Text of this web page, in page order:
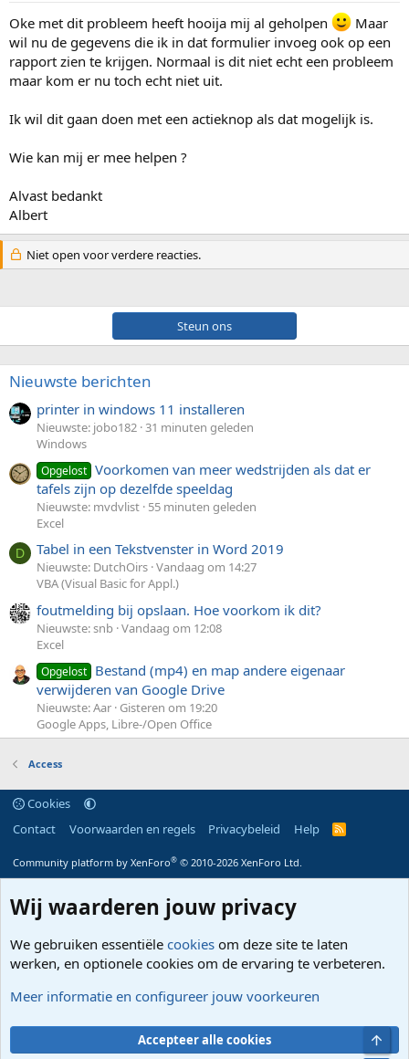
Oke met dit probleem heeft hooija mij al geholpen
Maar
wil nu de gegevens die ik in dat formulier invoeg ook op een
rapport zien te krijgen. Normaal is dit niet echt een probleem
maar kom er nu toch echt niet uit.
Ik wil dit gaan doen met een actieknop als dat mogelijk is.
Wie kan mij er mee helpen ?
Alvast bedankt
Albert
Niet open voor verdere reacties.
Steun ons
Nieuwste berichten
printer in windows 11 installeren
Nieuwste: jobo182 31 minuten geleden
Windows
Opgelost Voorkomen van meer wedstrijden als dat er
tafels zijn op dezelfde speeldag
Nieuwste: mvdvlist 55 minuten geleden
Excel
D Tabel in een Tekstvenster in Word 2019
Nieuwste: DutchOirs Vandaag om 14:27
VBA (Visual Basic for Appl.)
foutmelding bij opslaan. Hoe voorkom ik dit?
Nieuwste: snb Vandaag om 12:08
Excel
Opgelost Bestand (mp4) en map andere eigenaar
verwijderen van Google Drive
Nieuwste: Aar Gisteren om 19:20
Google Apps, Libre-/Open Office
Access
Cookies
Contact
Voorwaarden en regels Privacybeleid Help
R
Community platform by XenForo® © 2010-2026 XenForo Ltd.
Wij waarderen jouw privacy
We gebruiken essentiële cookies om deze site te laten
werken, en optionele cookies om de ervaring te verbeteren.
Meer informatie en configureer jouw voorkeuren
Accepteer alle cookies